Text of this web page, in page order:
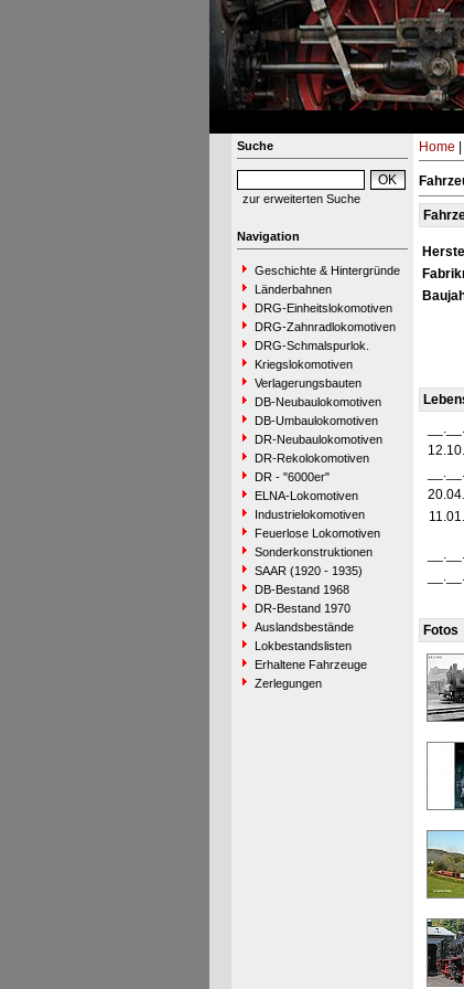
Suche
zur erweiterten Suche
Navigation
Geschichte & Hintergründe
Länderbahnen
DRG-Einheitslokomotiven
DRG-Zahnradlokomotiven
DRG-Schmalspurlok.
Kriegslokomotiven
Verlagerungsbauten
DB-Neubaulokomotiven
DB-Umbaulokomotiven
DR-Neubaulokomotiven
DR-Rekolokomotiven
DR - "6000er"
ELNA-Lokomotiven
Industrielokomotiven
Feuerlose Lokomotiven
Sonderkonstruktionen
SAAR (1920 - 1935)
DB-Bestand 1968
DR-Bestand 1970
Auslandsbestände
Lokbestandslisten
Erhaltene Fahrzeuge
Zerlegungen
Home
Fotos